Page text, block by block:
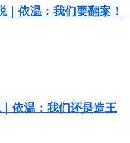
依温：我们要翻案！
依温：我们还是造王